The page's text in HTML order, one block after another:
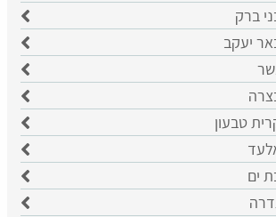
ברק
יעקב
טבעון
ים